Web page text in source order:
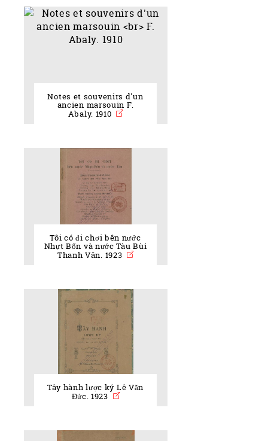
Notes et souvenirs d'un
ancien marsouin F.
Abaly. 1910
Tôi có đi chơi bên nước
Nhựt Bổn và nước Tàu Bùi
Thanh Vân. 1923
Tây hành lược ký Lê Văn
Đức. 1923